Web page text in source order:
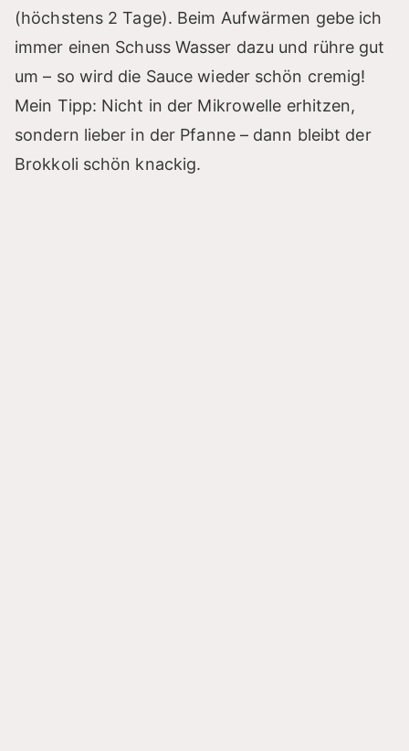
(höchstens 2 Tage). Beim Aufwärmen gebe ich
immer einen Schuss Wasser dazu und rühre gut
um – so wird die Sauce wieder schön cremig!
Mein Tipp: Nicht in der Mikrowelle erhitzen,
sondern lieber in der Pfanne – dann bleibt der
Brokkoli schön knackig.